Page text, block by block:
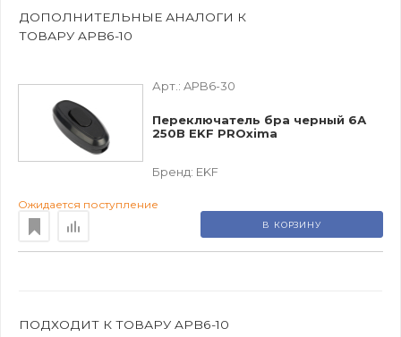
ДОПОЛНИТЕЛЬНЫЕ АНАЛОГИ К
ТОВАРУ APB6-10
Арт.: APB6-30
Переключатель бра черный 6А
250В EKF PROxima
Бренд: EKF
Ожидается поступление
В КОРЗИНУ
ПОДХОДИТ К ТОВАРУ APB6-10